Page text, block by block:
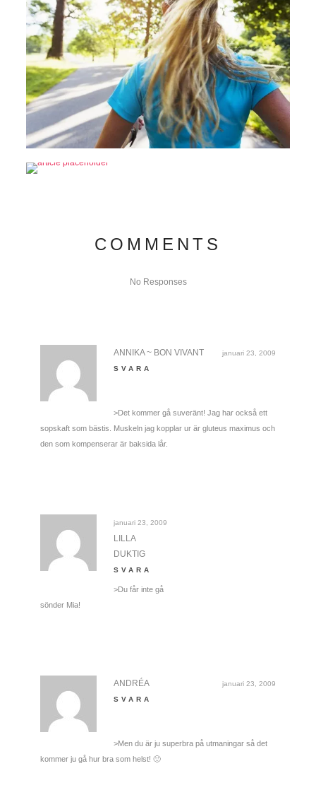
COMMENTS
No Responses
januari 23, 2009
ANNIKA ~ BON VIVANT
SVARA
>Det kommer gå suveränt! Jag har också ett
sopskaft som bästis. Muskeln jag kopplar ur är gluteus maximus och
den som kompenserar är baksida lår.
januari 23, 2009
LILLA
DUKTIG
SVARA
>Du får inte gå
sönder Mia!
januari 23, 2009
ANDRÉA
SVARA
>Men du är ju superbra på utmaningar så det
kommer ju gå hur bra som helst! 🙂